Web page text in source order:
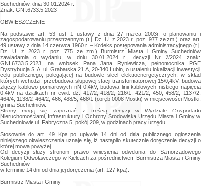
Suchedniów, dnia 30.01.2024 r.
Znak: GNI.6733.5.2023
OBWIESZCZENIE
Na podstawie art. 53 ust. 1 ustawy z dnia 27 marca 2003r. o planowaniu i
zagospodarowaniu przestrzennym (t.j. Dz. U. z 2023 r., poz. 977 ze zm.) oraz art.
49 ustawy z dnia 14 czerwca 1960 r. – Kodeks postępowania administracyjnego (t.j.
Dz. U. z 2023 r. poz. 775 ze zm.) Burmistrz Miasta i Gminy Suchedniów
zawiadamia o wydaniu, w dniu 30.01.2024 r., decyzji Nr 2/2024 znak:
GNI.6733.5.2023, na wniosek Pana Jana Ryniewicza, pełnomocnika PGE
Dystrybucja S. A. ul. Grabarska 21 A, 20-340 Lubin, o ustaleniu lokalizacji inwestycji
celu publicznego, polegającej na budowie sieci elektroenergetycznych, w skład
których wchodzi: przebudowa słupowej stacji transformatorowej 15/0,4kV, budowa
złączy kablowo-pomiarowych nN 0,4kV, budowa linii kablowych niskiego napięcia
0,4kV na działkach nr ewid. dz. 417/2, 418/2, 216/1, 421/2, 450, 458/2, 1137/2,
464/4, 1138/2, 464/2, 466, 468/5, 468/1 (obręb 0008 Mostki) w miejscowości Mostki,
gmina Suchedniów.
Strony mogą się zapoznać z treścią decyzji w Wydziale Gospodarki
Nieruchomościami, Infrastruktury i Ochrony Środowiska Urzędu Miasta i Gminy w
Suchedniowie ul. Fabryczna 5, pokój 209, w godzinach pracy urzędu.
Stosownie do art. 49 Kpa po upływie 14 dni od dnia publicznego ogłoszenia
niniejszego obwieszczenia uznaje się, iż nastąpiło skutecznie doręczenie decyzji o
której mowa powyżej.
Od decyzji służy stronom prawo wniesienia odwołania do Samorządowego
Kolegium Odwoławczego w Kielcach za pośrednictwem Burmistrza Miasta i Gminy
Suchedniów
w terminie 14 dni od dnia jej doręczenia (art. 127 kpa).
Burmistrz Miasta i Gminy